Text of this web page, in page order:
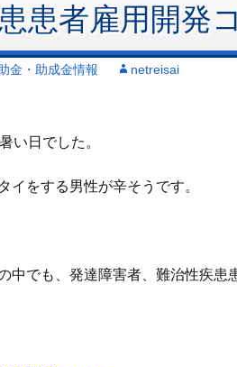
患者雇用開発
金・助成金情報 netreisai
い日でした。
イをする男性が辛そうです。
中でも、発達障害者、難治性疾患